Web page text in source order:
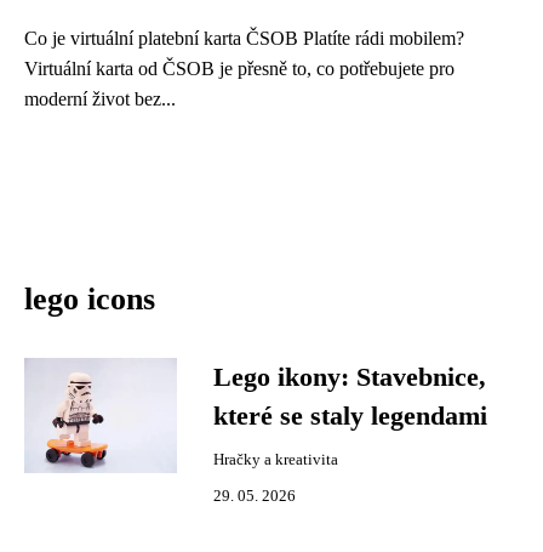
Co je virtuální platební karta ČSOB Platíte rádi mobilem?
Virtuální karta od ČSOB je přesně to, co potřebujete pro
moderní život bez...
lego icons
Lego ikony: Stavebnice,
které se staly legendami
Hračky a kreativita
29. 05. 2026